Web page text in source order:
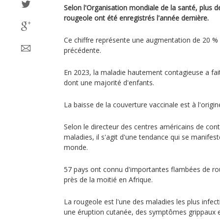
Selon l'Organisation mondiale de la santé, plus
rougeole ont été enregistrés l'année dernière.
Ce chiffre représente une augmentation de 20
précédente.
En 2023, la maladie hautement contagieuse a
dont une majorité d'enfants.
La baisse de la couverture vaccinale est à
Selon le directeur des centres américains de
maladies, il s'agit d'une tendance qui se
monde.
57 pays ont connu d'importantes flambées de
près de la moitié en Afrique.
La rougeole est l'une des maladies les plus
une éruption cutanée, des symptômes grippaux